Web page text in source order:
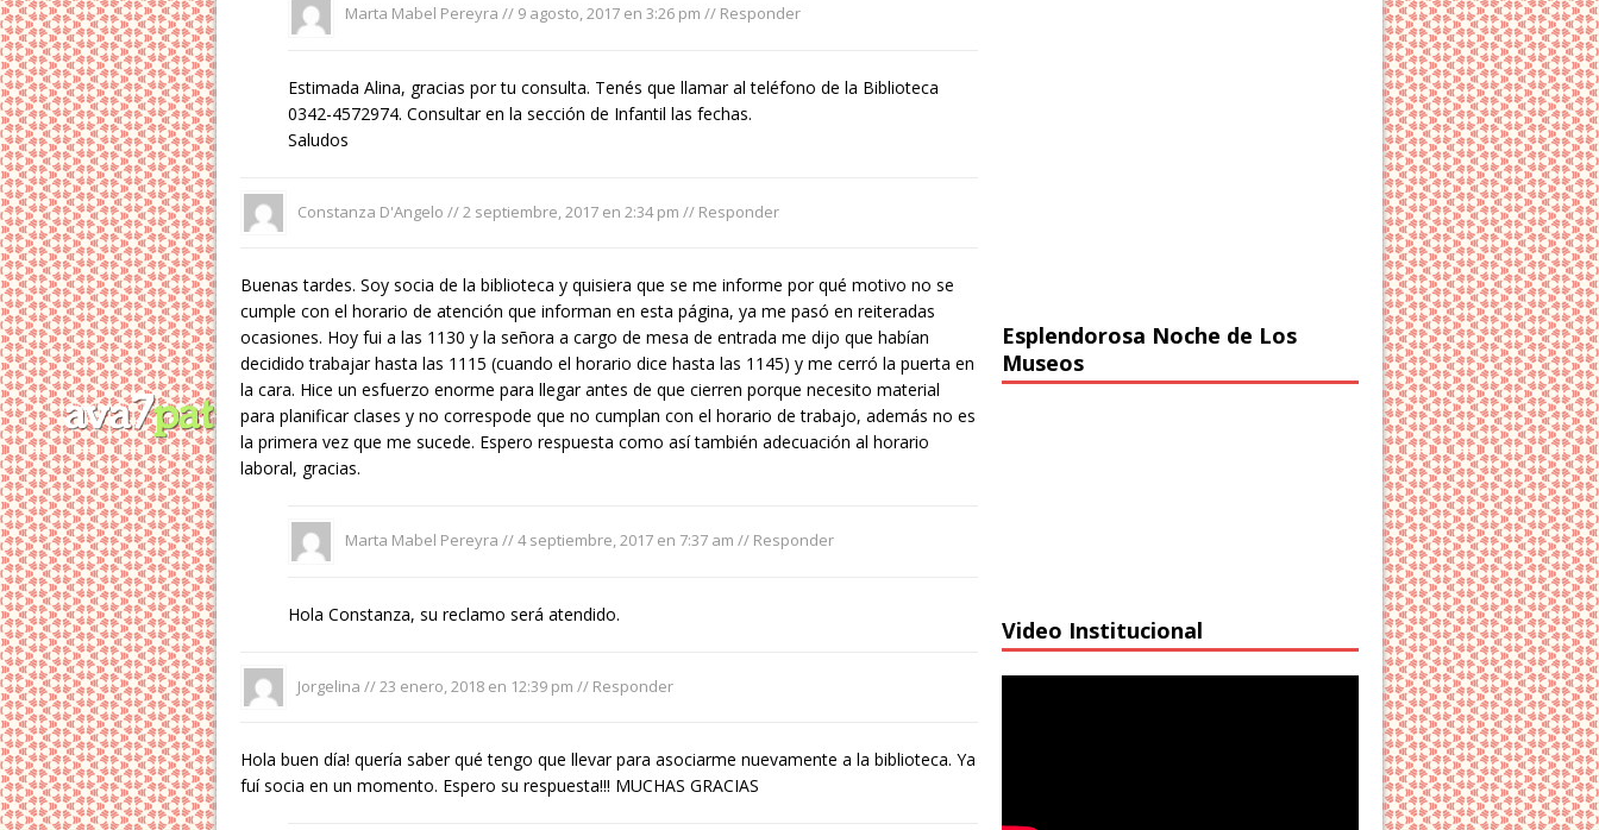
Marta Mabel Pereyra // 9 agosto, 2017 en 3:26 pm // Responder
Estimada Alina, gracias por tu consulta. Tenés que llamar al teléfono de la Biblioteca
0342-4572974. Consultar en la sección de Infantil las fechas.
Saludos
Constanza D'Angelo // 2 septiembre, 2017 en 2:34 pm // Responder
Buenas tardes. Soy socia de la biblioteca y quisiera que se me informe por qué motivo no se
cumple con el horario de atención que informan en esta página, ya me pasó en reiteradas
ocasiones. Hoy fui a las 1130 y la señora a cargo de mesa de entrada me dijo que habían
decidido trabajar hasta las 1115 (cuando el horario dice hasta las 1145) y me cerró la puerta en
la cara. Hice un esfuerzo enorme para llegar antes de que cierren porque necesito material
para planificar clases y no correspode que no cumplan con el horario de trabajo, además no es
la primera vez que me sucede. Espero respuesta como así también adecuación al horario
laboral, gracias.
Marta Mabel Pereyra //4 septiembre, 2017 en 7:37 am // Responder
Hola Constanza, su reclamo será atendido.
Jorgelina // 23 enero, 2018 en 12:39 pm // Responder
Hola buen día! quería saber qué tengo que llevar para asociarme nuevamente a la biblioteca. Ya
fuí socia en un momento. Espero su respuesta!!! MUCHAS GRACIAS
Esplendorosa Noche de Los
Museos
Video Institucional